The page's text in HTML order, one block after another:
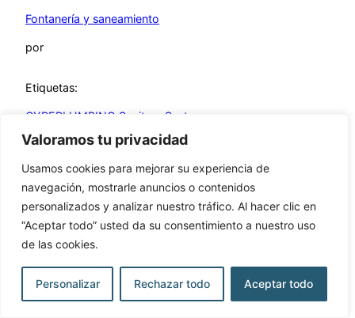
Valoramos tu privacidad
Usamos cookies para mejorar su experiencia de
navegación, mostrarle anuncios o contenidos
personalizados y analizar nuestro tráfico. Al hacer clic en
“Aceptar todo” usted da su consentimiento a nuestro uso
de las cookies.
Personalizar Rechazar todo Aceptar todo
Fontanería y saneamiento
por
Etiquetas:
CYPEPLUMBING Sanitary Systems
Learning Open BIM Systems
Funciona gracias aWordPress